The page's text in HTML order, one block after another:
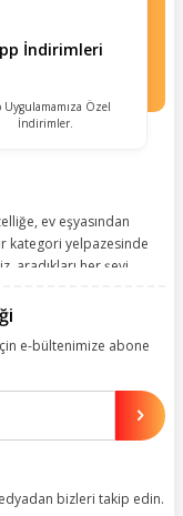
İndirimleri
Uygulamamıza Özel
İndirimler.
ev eşyasından
kategori yelpazesinde
aradıkları her şeyi
deneyiminize
memnuniyetini
e-bültenimize abone
bizleri takip edin.